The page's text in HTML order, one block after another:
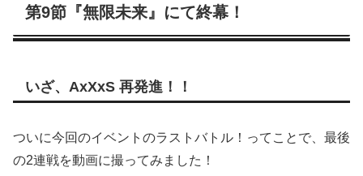
第9節『無限未来』にて終幕！
いざ、AxXxS 再発進！！
ついに今回のイベントのラストバトル！ってことで、最後
の2連戦を動画に撮ってみました！